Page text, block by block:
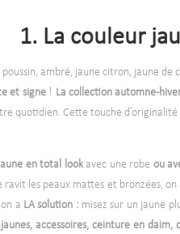
1. La couleur
ambré, jaune citron, jaune de
et signe ! La collection automne-
quotidien. Cette touche d’originalité
en total lookavec une robe ou
ravit les peaux mattes et bronzées,
a LA solution : misez sur un jaune
accessoires, ceinture en daim,